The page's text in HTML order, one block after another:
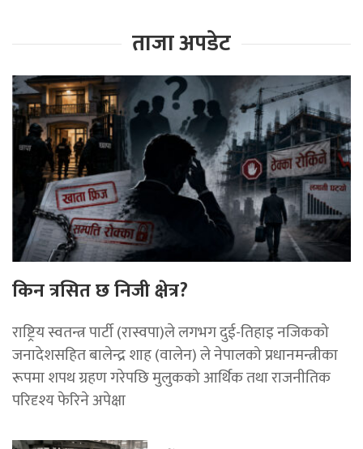
ताजा अपडेट
किन त्रसित छ निजी क्षेत्र?
राष्ट्रिय स्वतन्त्र पार्टी (रास्वपा)ले लगभग दुई-तिहाइ नजिकको
जनादेशसहित बालेन्द्र शाह (वालेन) ले नेपालको प्रधानमन्त्रीका
रूपमा शपथ ग्रहण गरेपछि मुलुकको आर्थिक तथा राजनीतिक
परिदृश्य फेरिने अपेक्षा